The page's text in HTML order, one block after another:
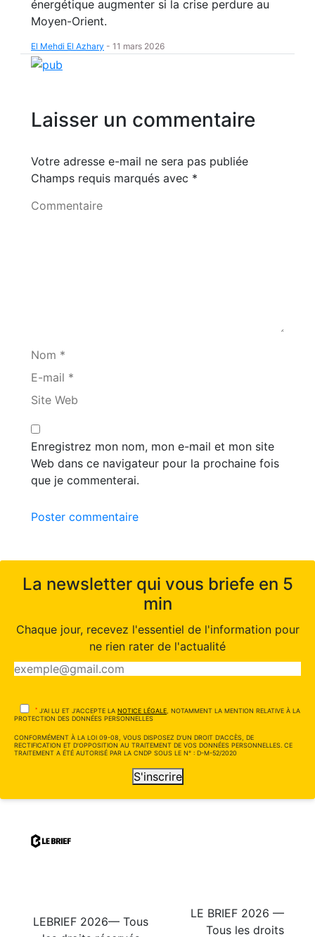
énergétique augmenter si la crise perdure au
Moyen-Orient.
El Mehdi El Azhary - 11 mars 2026
Laisser un commentaire
Votre adresse e-mail ne sera pas publiée
Champs requis marqués avec *
Commentaire
Nom *
E-mail *
Site Web
Enregistrez mon nom, mon e-mail et mon site
Web dans ce navigateur pour la prochaine fois
que je commenterai.
Poster commentaire
La newsletter qui vous briefe en 5
min
Chaque jour, recevez l'essentiel de l'information pour
ne rien rater de l'actualité
* J'AI LU ET J'ACCEPTE LA NOTICE LÉGALE , NOTAMMENT LA MENTION RELATIVE À LA
PROTECTION DES DONNÉES PERSONNELLES
CONFORMÉMENT À LA LOI 09-08, VOUS DISPOSEZ D'UN DROIT D'ACCÈS, DE
RECTIFICATION ET D'OPPOSITION AU TRAITEMENT DE VOS DONNÉES PERSONNELLES. CE
TRAITEMENT A ÉTÉ AUTORISÉ PAR LA CNDP SOUS LE N° : D-M-52/2020
S'inscrire
LEBRIEF 2026— Tous
LE BRIEF 2026 —
Tous les droits